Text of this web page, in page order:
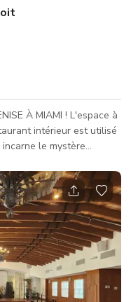
! L'espace à
intérieur est utilisé
le mystère
dans le quartier
commodités
de 3 000 pieds
front de mer font de